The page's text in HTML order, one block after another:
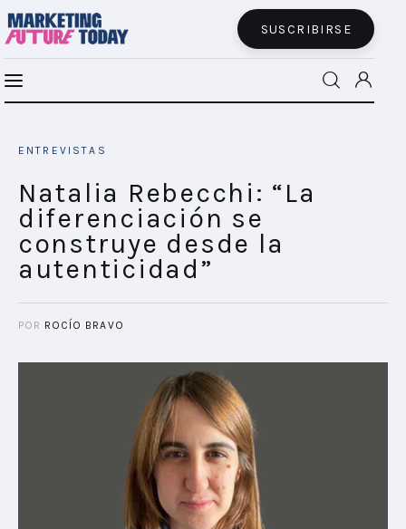
SUSCRIBIRSE
INSIGHTS
FUTURE BRAND LAB
CONECTADES
PODCAST
PLAYBOOKS
NOVEDADES DE LOS MIEMBROS
ENTREVISTAS
Natalia Rebecchi: “La
diferenciación se
construye desde la
autenticidad”
POR ROCÍO BRAVO